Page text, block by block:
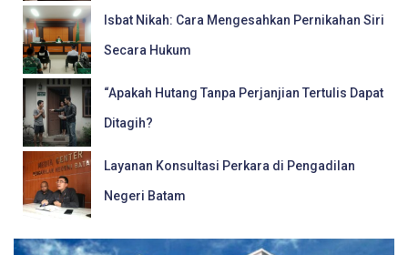
Isbat Nikah: Cara Mengesahkan Pernikahan Siri
Secara Hukum
“Apakah Hutang Tanpa Perjanjian Tertulis Dapat
Ditagih?
Layanan Konsultasi Perkara di Pengadilan
Negeri Batam